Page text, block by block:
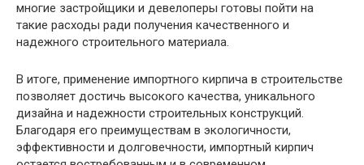
многие застройщики и девелоперы готовы пойти на
такие расходы ради получения качественного и
надежного строительного материала.
В итоге, применение импортного кирпича в строительстве
позволяет достичь высокого качества, уникального
дизайна и надежности строительных конструкций.
Благодаря его преимуществам в экологичности,
эффективности и долговечности, импортный кирпич